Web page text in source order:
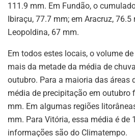
111.9 mm. Em Fundão, o
Ibiraçu, 77.7 mm; em Aracruz, 76.5
Leopoldina, 67 mm.
Em todos estes locais, o volume
mais da metade da média de
outubro. Para a maioria das áreas
média de precipitação em outubro
mm. Em algumas regiões
mm. Para Vitória, essa média é de
informações são do Climatempo.